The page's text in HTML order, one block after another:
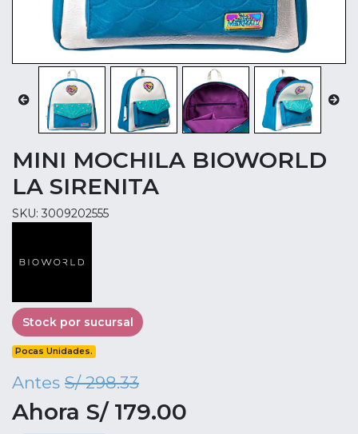
MINI MOCHILA BIOWORLD
LA SIRENITA
SKU: 3009202555
Stock por sucursal
Pocas Unidades.
Antes S/ 298.33
Ahora S/ 179.00